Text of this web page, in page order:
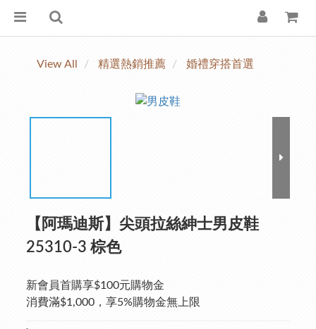
View All 精選熱銷推薦 婚禮穿搭首選
【阿瑪迪斯】尖頭拉絲紳士男皮鞋
25310-3 棕色
新會員首購享$100元購物金
消費滿$1,000，享5%購物金無上限